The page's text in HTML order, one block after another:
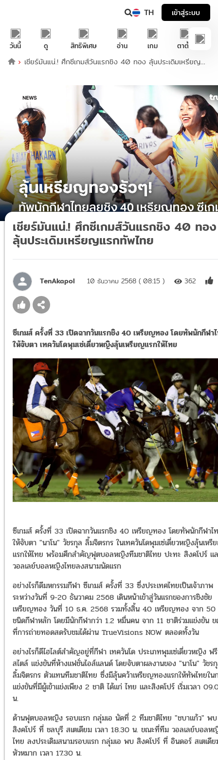
TH เข้าสู่ระบบ
วันนี้ ดู สิทธิพิเศษ อ่าน เกม ตาตั้ง
เชียร์มันแน่.! ศึกซีเกมส์วันแรกชิง 40 ทอง ลุ้นประเดิมเหรียญ
แรกทัพไทย
เชียร์มันแน่.! ศึกซีเกมส์วันแรกชิง 40 ทอง
ลุ้นประเดิมเหรียญแรกทัพไทย
TenAkapol 10 ธันวาคม 2568 ( 08:15 ) 362
ซีเกมส์ ครั้งที่ 33 เปิดฉากวันแรกชิง 40 เหรียญทอง โดยทัพนักกีฬา
ให้จับตา เทควันโดพุมเซ่เดี่ยวหญิงลุ้นเหรียญแรกให้ไทย
ซีเกมส์ ครั้งที่ 33 เปิดฉากวันแรกชิง 40 เหรียญทอง โดยทัพนักกีฬาไ
ให้จับตา "นาโน" วัชรกุล ลิ้มจิตรกร ในเทควันโดพุมเซ่เดี่ยวหญิงลุ้นเหรี
แรกให้ไทย พร้อมศึกสำคัญฟุตบอลหญิงทีมชาติไทย ปะทะ สิงคโปร์ แ
วอลเลย์บอลหญิงไทยลงสนามนัดแรก
อย่างไรก็ดีมหกรรมกีฬา ซีเกมส์ ครั้งที่ 33 ซึ่งประเทศไทยเป็นเจ้าภาพ
ระหว่างวันที่ 9-20 ธันวาคม 2568 เดินหน้าเข้าสู่วันแรกของการชิงชัย
เหรียญทอง วันที่ 10 ธ.ค. 2568 รวมทั้งสิ้น 40 เหรียญทอง จาก 50
ชนิดกีฬาหลัก โดยมีนักกีฬากว่า 1.2 หมื่นคน จาก 11 ชาติร่วมแข่งขัน
ที่การถ่ายทอดสดรับชมได้ผ่าน TrueVisions NOW ตลอดทั้งวัน
อย่างไรก็ดีไฮไลต์สำคัญอยู่ที่กีฬา เทควันโด ประเภทพุมเซ่เดี่ยวหญิง ฟรี
สไตล์ แข่งขันที่ห้างแฟชั่นไอส์แลนด์ โดยจับตาผลงานของ "นาโน" วัชร
ลิ้มจิตรกร ตัวแทนทีมชาติไทย ซึ่งมีลุ้นคว้าเหรียญทองแรกให้ทัพไทยใน
แข่งขันที่มีผู้เข้าแข่งเพียง 2 ชาติ ได้แก่ ไทย และสิงคโปร์ เริ่มเวลา
น.
ด้านฟุตบอลหญิง รอบแรก กลุ่มเอ นัดที่ 2 ทีมชาติไทย "ชบาแก้ว" พบ
สิงคโปร์ ที่ ชลบุรี สเตเดียม เวลา 18.30 น. ขณะที่ทีม วอลเลย์บอลห
ไทย ลงประเดิมสนามรอบแรก กลุ่มเอ พบ สิงคโปร์ ที่ อินดอร์ สเตเดี
หัวหมาก เวลา 17.30 น.